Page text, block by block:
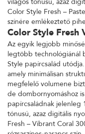
Color Style Fresh –
színére emlékeztető
Color Style Fresh
Az egyik legjobb
legtöbb technológiánál
Style papírcsalád
amely minimálisan
megfelelő volumene
de dombornyomáshoz
papírcsaládnak jelenleg
tónusú, azaz digitális
Fresh – Vibrant Coral